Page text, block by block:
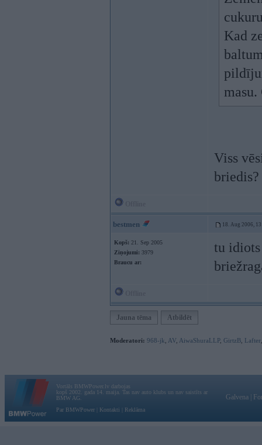
Kad
Viss
briedis?
bestmen 18. Aug 2006,
Kopš: 21. Sep 2005
Ziņojumi: 3979
Braucu ar:
tu idiots
Jauna tēma Atbildēt
Moderatori: 968-jk AV AiwaShuraLLP, GirtzB Lafter
Vortāls BMWPower.lv darbojas
kopš 2002. gada 14. maija. Tas nav auto klubs un nav saistīts ar
BMW AG.
Par BMWPower
Kontakti Reklāma
Galvena